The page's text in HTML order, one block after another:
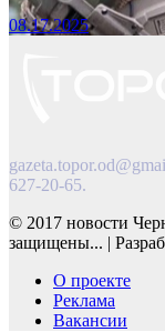
08.17.2025
627-20-65.
© 2017 новости
защищены... |
О проекте
Реклама
Вакансии